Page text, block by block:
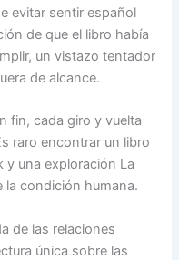
evitar sentir español
de que el libro había
un vistazo tentador
de alcance.
fin, cada giro y vuelta
raro encontrar un libro
y una exploración La
la condición humana.
de las relaciones
única sobre las